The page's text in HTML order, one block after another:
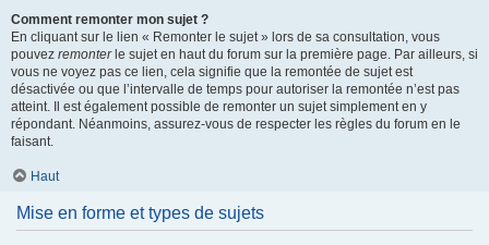
Comment remonter mon sujet ?
En cliquant sur le lien « Remonter le sujet » lors de sa consultation, vous
pouvez remonterle sujet en haut du forum sur la première page. Par ailleurs, si
vous ne voyez pas ce lien, cela signifie que la remontée de sujet est
désactivée ou que l’intervalle de temps pour autoriser la remontée n’est pas
atteint. Il est également possible de remonter un sujet simplement en y
répondant. Néanmoins, assurez-vous de respecter les règles du forum en le
faisant.
Haut
Mise en forme et types de sujets